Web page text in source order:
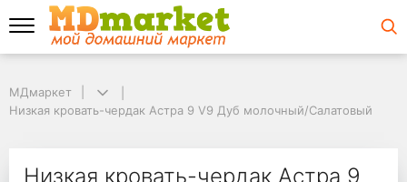
Низкая кровать-чердак Астра 9 V9 Дуб молочный/Салатовый
Низкая кровать-
МДмаркет
Низкая кровать-чердак Астра 9 V9 Дуб молочный/Салатовый
Низкая кровать-чердак Астра 9